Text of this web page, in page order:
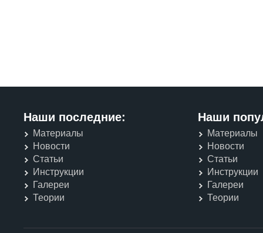
Наши последние:
Материалы
Новости
Статьи
Инструкции
Галереи
Теории
Наши
Материалы
Новости
Статьи
Инструкции
Галереи
Теории